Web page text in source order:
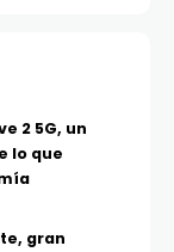
2 5G, un
lo que
gran